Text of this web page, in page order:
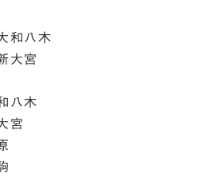
和八木
大宮
八木
宮